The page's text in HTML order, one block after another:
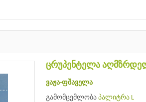
ცრუპენტელა
ვაჟა-ფშაველა
გამომცემლობა პალიტრა L